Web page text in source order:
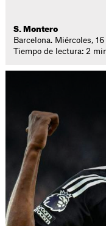
S. Montero
Barcelona. Miércoles,
Tiempo de lectura: 2